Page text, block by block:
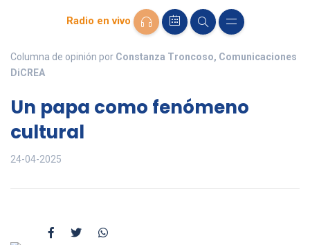
Radio en vivo
Columna de opinión por Constanza Troncoso, Comunicaciones
DiCREA
Un papa como fenómeno
cultural
24-04-2025